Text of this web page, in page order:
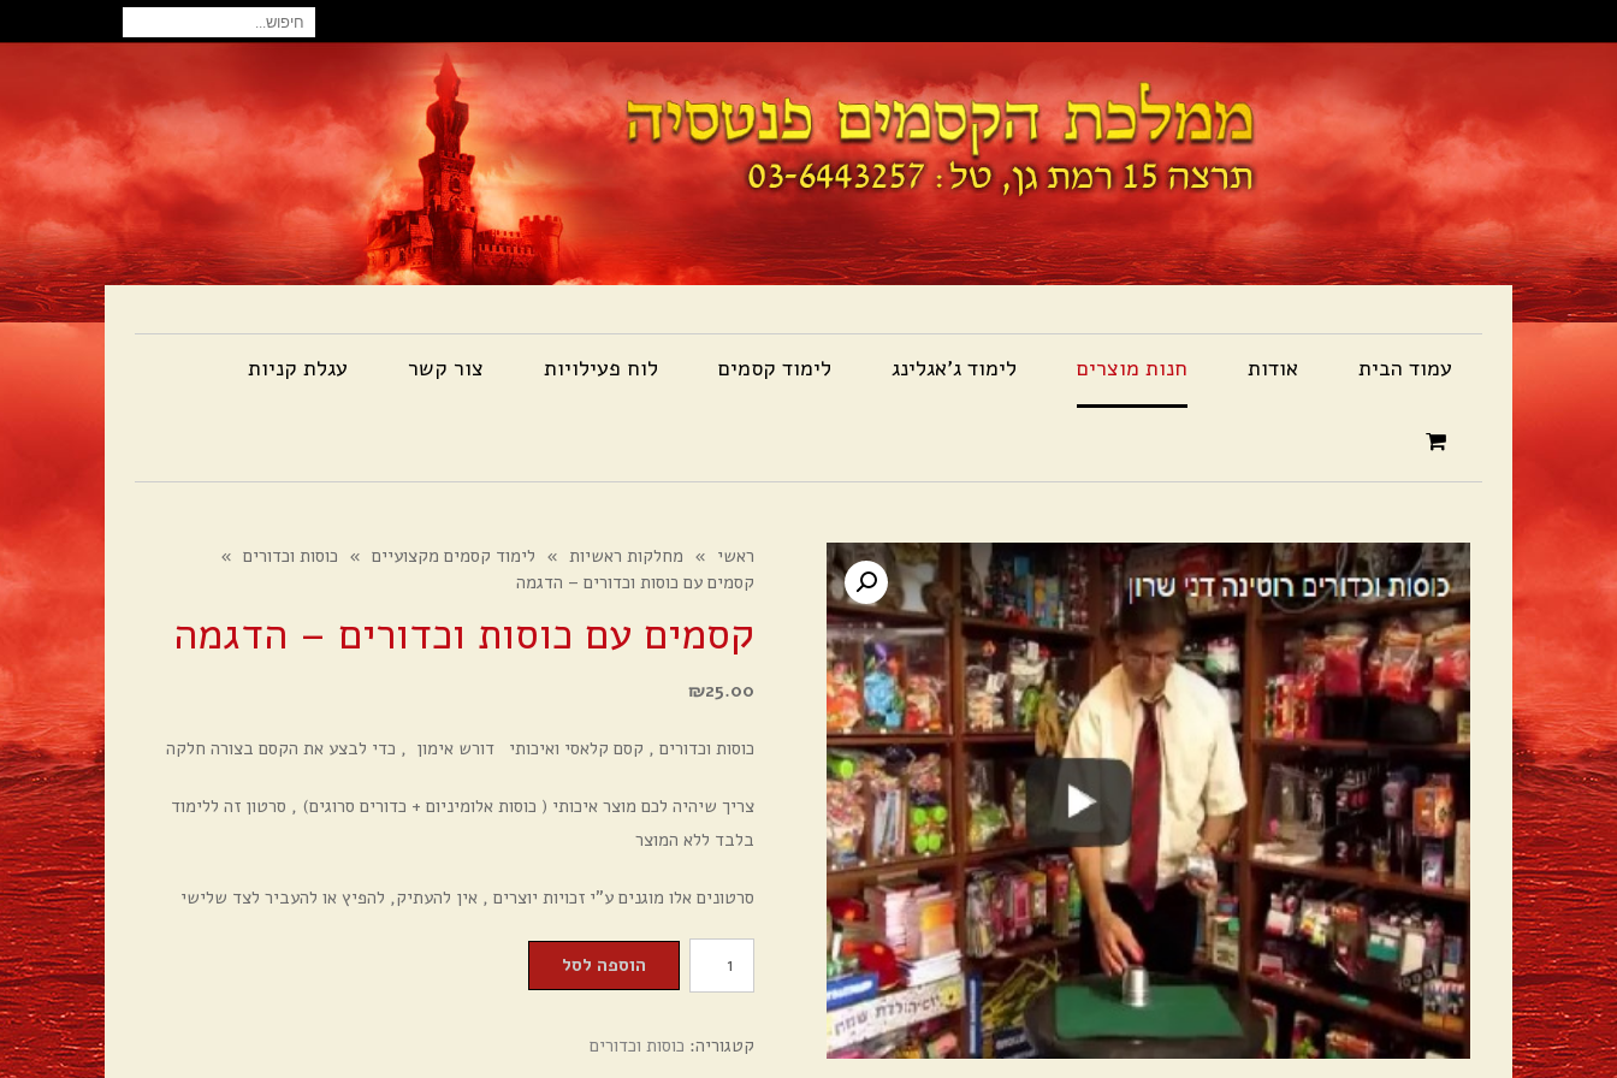
חיפוש
עמוד הבית אודות חנות מוצרים לימוד ג'אגלינג לימוד קסמים לוח פעילויות צור קשר עגלת קניות
ראשי » מחלקות ראשיות » לימוד קסמים מקצועיים » כוסות וכדורים »
קסמים עם כוסות וכדורים – הדגמה
קסמים עם כוסות וכדורים – הדגמה
₪25.00
כוסות וכדורים , קסם קלאסי ואיכותי דורש אימון , כדי לבצע את הקסם בצורה חלקה
צריך שיהיה לכם מוצר איכותי ( כוסות אלומיניום + כדורים סרוגים) , סרטון זה ללימוד
בלבד ללא המוצר
סרטונים אלו מוגנים ע"י זכויות יוצרים , אין להעתיק, להפיץ או להעביר לצד שלישי
של
עם
הוספה לסל
קטגוריה: כוסות וכדורים